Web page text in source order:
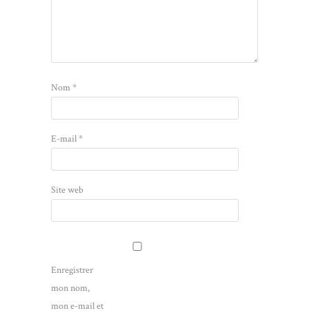
Nom*
E-mail*
Site web
Enregistrer
mon nom,
mon e-mail et